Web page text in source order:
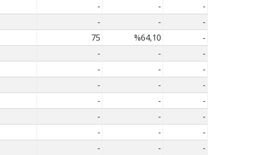
- -
-
- -
-
75 %64,10
-
- -
-
- -
-
- -
-
- -
-
- -
-
- -
-
- -
-